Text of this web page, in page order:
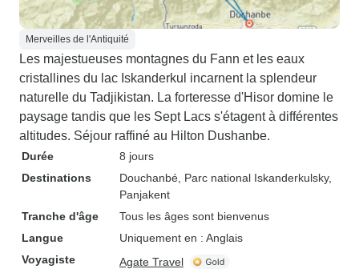
Merveilles de l'Antiquité
Les majestueuses montagnes du Fann et les eaux
cristallines du lac Iskanderkul incarnent la splendeur
naturelle du Tadjikistan. La forteresse d'Hisor domine le
paysage tandis que les Sept Lacs s'étagent à différentes
altitudes. Séjour raffiné au Hilton Dushanbe.
Durée
8 jours
Destinations
Douchanbé , Parc national Iskanderkulsky,
Panjakent
Tranche d'âge
Tous les âges sont bienvenus
Langue
Uniquement en : Anglais
Voyagiste
Agate Travel